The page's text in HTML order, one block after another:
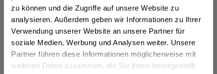
zu können und die Zugriffe auf unsere Website zu
analysieren. Außerdem geben wir Informationen zu Ihrer
Verwendung unserer Website an unsere Partner für
soziale Medien, Werbung und Analysen weiter. Unsere
Partner führen diese Informationen möglicherweise mit
weiteren Daten zusammen, die Sie ihnen bereitgestellt
Apfelsaft* (51%), Wasser, Orangesaft* (15%), Zucker,
Zitronensaft* (3%), Limettensaft* (1%),...mehr
Lebensmittelunternehmer
Wolfra Kelterei GmbH, Justus-von-Liebig-Str.8, 85435
Erding, Tel. 08 1 22 / 411 - 0, Fax. 08 1 22... mehr